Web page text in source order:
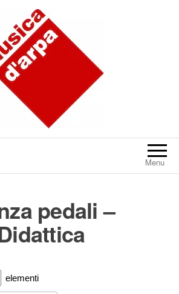
Menu
pedali –
elementi